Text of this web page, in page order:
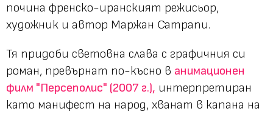
почина френско-иранският режисьор,
художник и автор Маржан Сатрапи.
Тя придоби световна слава с графичния си
роман, превърнат по-късно в анимационен
филм "Персеполис" (2007 г.), интерпретиран
като манифест на народ, хванат в капана на